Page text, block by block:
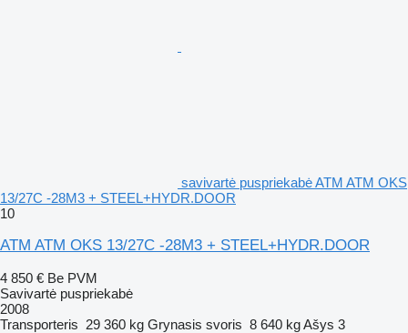
savivartė puspriekabė ATM ATM OKS
13/27C -28M3 + STEEL+HYDR.DOOR
10
ATM ATM OKS 13/27C -28M3 + STEEL+HYDR.DOOR
4 850 € Be PVM
Savivartė puspriekabė
2008
Transporteris 29 360 kg Grynasis svoris 8 640 kgAšys 3